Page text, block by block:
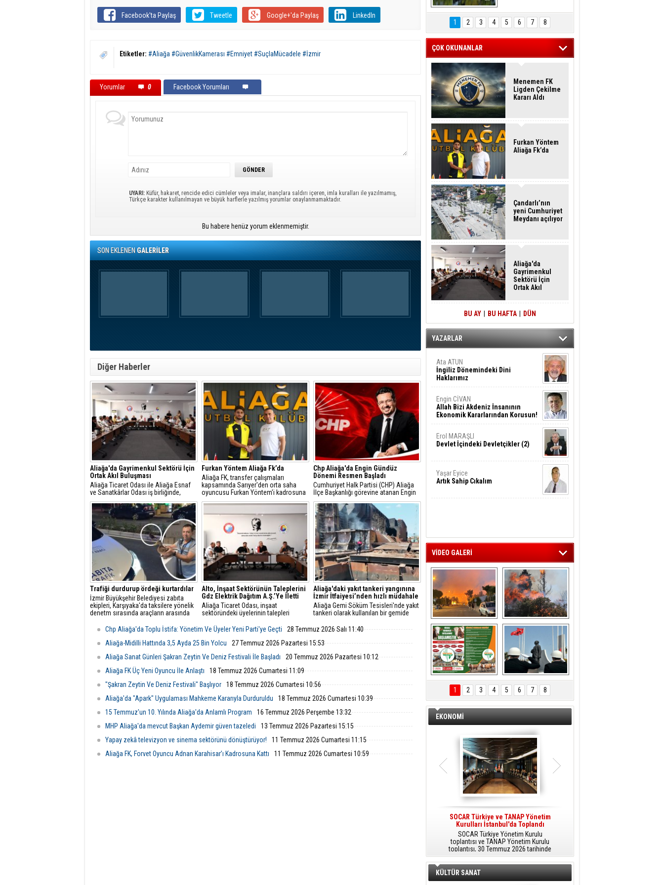
Facebook'ta Paylaş Tweetle Google+'da Paylaş LinkedIn
Etiketler: #Aliağa #GüvenlikKamerası #Emniyet #SuçlaMücadele #İzmir
Yorumlar 0 Facebook Yorumları
UYARI: Küfür, hakaret, rencide edici cümleler veya imalar, inançlara saldırı içeren, imla kuralları ile yazılmamış,
Türkçe karakter kullanılmayan ve büyük harflerle yazılmış yorumlar onaylanmamaktadır.
Bu habere henüz yorum eklenmemiştir.
SON EKLENENGALERİLER
Diğer Haberler
Aliağa'da Gayrimenkul Sektörü İçin
Ortak Akıl Buluşması
Aliağa Ticaret Odası ile Aliağa Esnaf
ve Sanatkârlar Odası iş birliğinde,
ilçede faaliyet gösteren gayrimenkul
danışmanlarıyla sektörel istişare
toplantısı gerçekleştirildi.
Furkan Yöntem Aliağa Fk’da
​Aliağa FK, transfer çalışmaları
kapsamında Sarıyer'den orta saha
oyuncusu Furkan Yöntem'i kadrosuna
dâhil etti.
Chp Aliağa'da Engin Gündüz
Dönemi Resmen Başladı
Cumhuriyet Halk Partisi (CHP) Aliağa
İlçe Başkanlığı görevine atanan Engin
Gündüz, sosyal medya hesabından
yaptığı açıklamayla yeni döneme ilişkin
mesajlar verdi.
Trafiği durdurup ördeği kurtardılar
İzmir Büyükşehir Belediyesi zabıta
ekipleri, Karşıyaka'da taksilere yönelik
denetm sırasında araçların arasında
trafiği durdurdu.
Alto, İnşaat Sektörünün Taleplerini
Gdz Elektrik Dağıtım A.Ş.’Ye İletti
Aliağa Ticaret Odası, inşaat
sektöründeki üyelerinin talepleri
yetkilileriyle toplantı düzenledi.
Görüşmede sayaç panosu ve enerji
odası düzenlemeleriyle ilgili yeni
değerlendirildi.
Aliağa'daki yakıt tankeri yangınına
İzmir İtfaiyesi’nden hızlı müdahale
Aliağa Gemi Söküm Tesisleri'nde yakıt
tankeri olarak kullanılan bir gemide
Belediyesi İtfaiye Dairesi Başkanlığı
ulaştı.
Chp Aliağa'da Toplu İstifa: Yönetim Ve Üyeler Yeni Parti'ye Geçti
28 Temmuz 2026 Salı 11:40
Aliağa-Midilli Hattında 3,5 Ayda 25 Bin Yolcu
27 Temmuz 2026 Pazartesi 15:53
Aliağa Sanat Günleri Şakran Zeytin Ve Deniz Festivali İle Başladı
20 Temmuz 2026 Pazartesi 10:12
Aliağa FK Üç Yeni Oyuncu İle Anlaştı
18 Temmuz 2026 Cumartesi 11:09
"Şakran Zeytin Ve Deniz Festivali" Başlıyor
18 Temmuz 2026 Cumartesi 10:56
Aliağa'da "Apark" Uygulaması Mahkeme Kararıyla Durduruldu
18 Temmuz 2026 Cumartesi 10:39
15 Temmuz'un 10. Yılında Aliağa'da Anlamlı Program
16 Temmuz 2026 Perşembe 13:32
MHP Aliağa'da mevcut Başkan Aydemir güven tazeledi
13 Temmuz 2026 Pazartesi 15:15
Yapay zekâ televizyon ve sinema sektörünü dönüştürüyor!
11 Temmuz 2026 Cumartesi 11:15
Aliağa FK, Forvet Oyuncu Adnan Karahisar’ı Kadrosuna Kattı
11 Temmuz 2026 Cumartesi 10:59
Hasan Eser'in
Objektifinden
1 2 3 4 5 6 7 8
ÇOK OKUNANLAR
Menemen FK
Ligden Çekilme
Kararı Aldı
Furkan Yöntem
Aliağa Fk’da
Çandarlı’nın
yeni Cumhuriyet
Meydanı açılıyor
Aliağa'da
Gayrimenkul
Sektörü İçin
Ortak Akıl
BU AY BU HAFTA DÜN
YAZARLAR
Ata ATUN
İngiliz Dönemindeki Dini
Haklarımız
Engin CİVAN
Allah Bizi Akdeniz İnsanının
Ekonomik Kararlarından Korusun!
Erol MARAŞLI
Devlet İçindeki Devletçikler (2)
Yaşar Eyice
Artık Sahip Cıkalım
VİDEO GALERİ
Aliağa ‘da  otluk
alanda çıkan
yangın evlere
sıçramadan
söndürüldü
Aliağa'nın Ciğerleri
ÖNAL TARIM
TANITIM FİLMİ
Aliağa'da Polis
Haftası Kutlandı
1 2 3 4 5 6 7 8
EKONOMİ
SOCAR Türkiye ve TANAP Yönetim
Kurulları İstanbul'da Toplandı
SOCAR Türkiye Yönetim Kurulu
toplantısı ve TANAP Yönetim Kurulu
toplantısı, 30 Temmuz 2026 tarihinde
İstanbul’da gerçekleştirildi.
hidrojen teknolojileri alanında yenilikçi
projelere öncülük ediyor.
KÜLTÜR SANAT